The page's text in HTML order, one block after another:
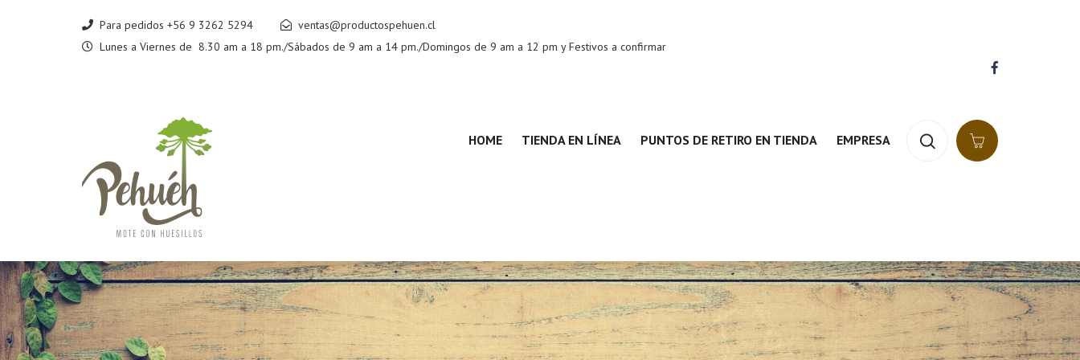
Para pedidos +56 9 3262 5294
ventas@productospehuen.cl
Lunes a Viernes de 8.30 am a 18 pm./Sábados de 9 am a 14 pm./Domingos de 9 am a 12 pm y Festivos a confirmar
HOME TIENDA EN LÍNEA PUNTOS DE RETIRO EN TIENDA EMPRESA